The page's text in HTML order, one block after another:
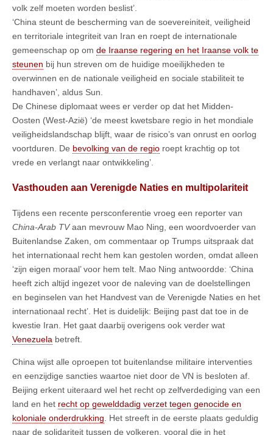
volk zelf moeten worden beslist’.
‘China steunt de bescherming van de soevereiniteit, veiligheid
en territoriale integriteit van Iran en roept de internationale
gemeenschap op om de Iraanse regering en het Iraanse volk te
steunen bij hun streven om de huidige moeilijkheden te
overwinnen en de nationale veiligheid en sociale stabiliteit te
handhaven’, aldus Sun.
De Chinese diplomaat wees er verder op dat het Midden-
Oosten (West-Azië) ‘de meest kwetsbare regio in het mondiale
veiligheidslandschap blijft, waar de risico’s van onrust en oorlog
voortduren. De bevolking van de regio roept krachtig op tot
vrede en verlangt naar ontwikkeling’.
Vasthouden aan Verenigde Naties en multipolariteit
Tijdens een recente persconferentie vroeg een reporter van
China-Arab TVaan mevrouw Mao Ning, een woordvoerder van
Buitenlandse Zaken, om commentaar op Trumps uitspraak dat
het internationaal recht hem kan gestolen worden, omdat alleen
‘zijn eigen moraal’ voor hem telt. Mao Ning antwoordde: ‘China
heeft zich altijd ingezet voor de naleving van de doelstellingen
en beginselen van het Handvest van de Verenigde Naties en het
internationaal recht’. Het is duidelijk: Beijing past dat toe in de
kwestie Iran. Het gaat daarbij overigens ook verder wat
Venezuela betreft.
China wijst alle oproepen tot buitenlandse militaire interventies
en eenzijdige sancties waartoe niet door de VN is besloten af.
Beijing erkent uiteraard wel het recht op zelfverdediging van een
land en het recht op gewelddadig verzet tegen genocide en
koloniale onderdrukking . Het streeft in de eerste plaats geduldig
naar de solidariteit tussen de volkeren, vooral die in het